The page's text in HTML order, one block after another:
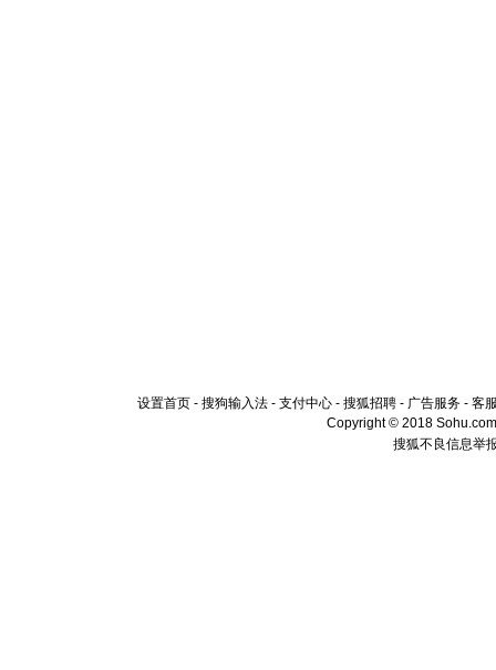
设置首页 - 搜狗输入法 - 支付中心 - 搜狐招聘 - 广告服务 - 客
Copyright © 2018
搜狐不良信息举